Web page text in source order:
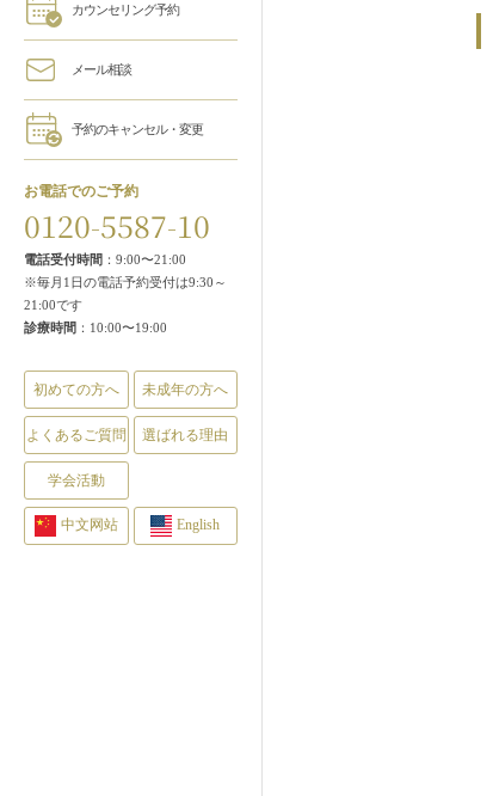
カウンセリング予約
メール相談
予約のキャンセル・変更
お電話でのご予約
0120-5587-10
電話受付時間 ：9:00〜21:00
※毎月1日の電話予約受付は9:30～
21:00です
診療時間 ：10:00〜19:00
初めての方へ 未成年の方へ
よくあるご質問 選ばれる理由
学会活動
中文网站 English